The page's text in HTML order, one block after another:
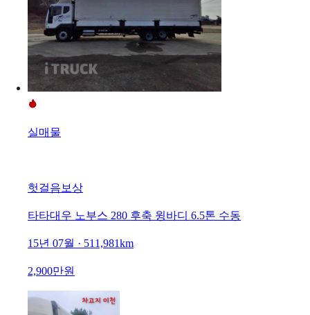
실매물
헛걸음보상
타타대우 노부스 280 후축 윙바디 6.5톤 수동
15년 07월 · 511,981km
2,900만원